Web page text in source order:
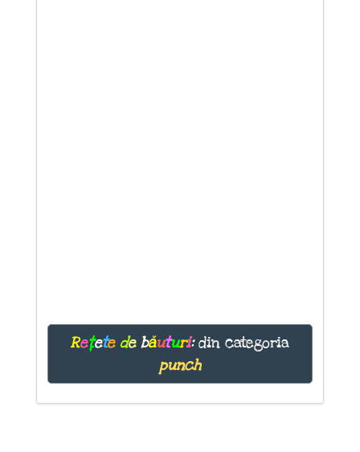
Rețete de băuturi:din categoria
punch